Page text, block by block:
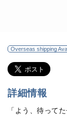
Overseas shipping
詳細情報
「よう、待って